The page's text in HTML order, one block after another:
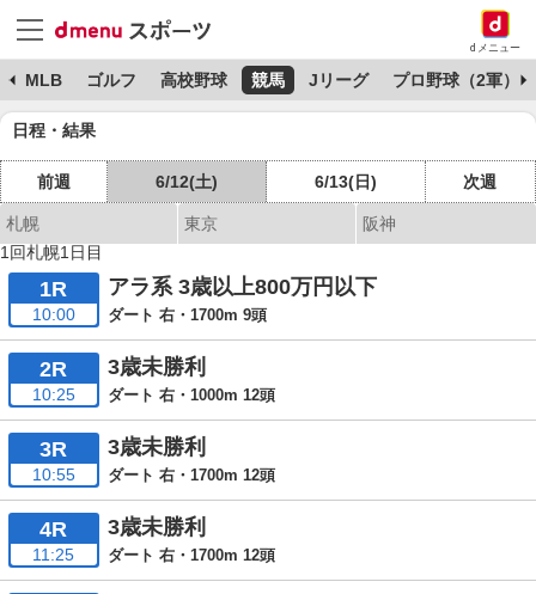
dメニュー
MLB ゴルフ 高校野球 競馬 Jリーグ プロ野球（2軍）
日程・結果
前週 6/12(土) 6/13(日) 次週
札幌 東京
阪神
1回札幌1日目
1R
10:00
アラ系 3歳以上800万円以下
ダート 右・1700m 9頭
2R
10:25
3歳未勝利
ダート 右・1000m 12頭
3R
10:55
3歳未勝利
ダート 右・1700m 12頭
4R
11:25
3歳未勝利
ダート 右・1700m 12頭